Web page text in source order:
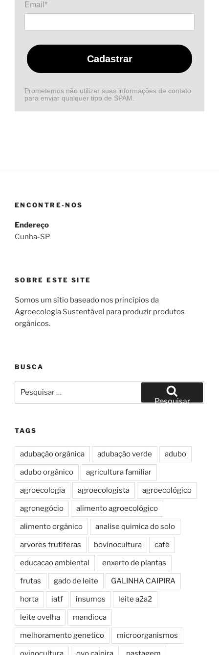
Email*
Cadastrar
Prometemos não utilizar suas informações de contato
para enviar qualquer tipo de SPAM.
ENCONTRE-NOS
Endereço
Cunha-SP
SOBRE ESTE SITE
Somos um sítio baseado nos princípios da
Agroecologia Sustentável para produzir produtos
orgânicos.
BUSCA
por:
Pesquisar
TAGS
adubação orgânica adubação verde adubo
adubo orgânico agricultura familiar
agroecologia agroecologista agroecológico
agronegócio alimento agroecológico
alimento orgânico analise quimica do solo
arvores frutíferas bovinocultura café
educacao ambiental enxerto de plantas
frutas gado de leite GALINHA CAIPIRA
horta iatf insumos leite a2a2
leite ovelha mandioca
melhoramento genetico microorganismos